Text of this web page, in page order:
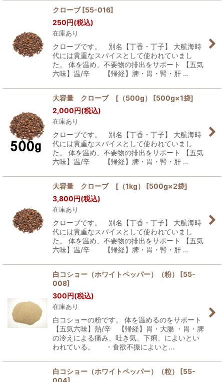
クローブ [55-016]
250円(税込)
在庫あり
クローブです。 別名【丁香・丁子】 大航海時
代には貴重なスパイスとして使われていまし
た。 体を温め、不要物の排出をサポート 【五気
六味】温/辛 【帰経】脾・胃・腎・肝 …
大容量 クローブ [（500g） [500g×1袋]
2,000円(税込)
在庫あり
クローブです。 別名【丁香・丁子】 大航海時
代には貴重なスパイスとして使われていまし
た。 体を温め、不要物の排出をサポート 【五気
六味】温/辛 【帰経】脾・胃・腎・肝 …
大容量 クローブ [（1kg） [500g×2袋]
3,800円(税込)
在庫あり
クローブです。 別名【丁香・丁子】 大航海時
代には貴重なスパイスとして使われていまし
た。 体を温め、不要物の排出をサポート 【五気
六味】温/辛 【帰経】脾・胃・腎・肝 …
白コショー（ホワイトペッパー）（粉） [55-
008]
300円(税込)
在庫あり
白コショーの粉です。 体を温めるのをサポート
【五気六味】熱/辛 【帰経】胃・大腸 ・胃・脾
の冷えによる痛み、吐き気、下痢、によいとい
われている。 ・食欲不振によいと…
白コショー（ホワイトペッパー）（粒） [55-
004]